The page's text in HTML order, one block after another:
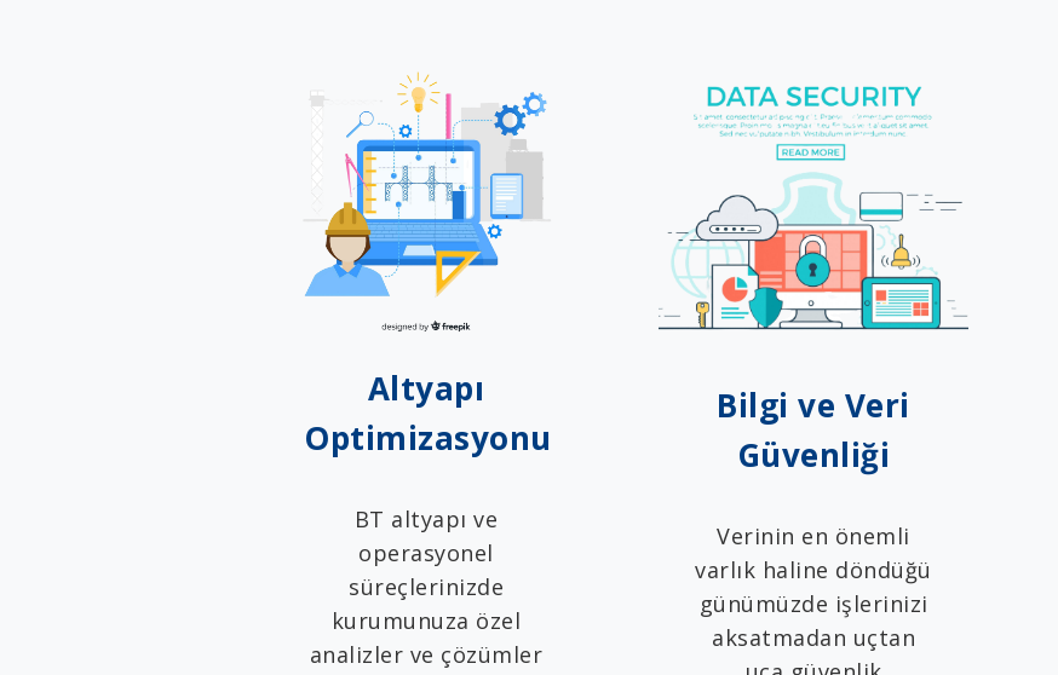
Altyapı
Optimizasyonu
BT altyapı ve
operasyonel
süreçlerinizde
kurumunuza özel
analizler ve çözümler
Bilgi ve Veri
Güvenliği
Verinin en önemli
varlık haline döndüğü
günümüzde işlerinizi
aksatmadan uçtan